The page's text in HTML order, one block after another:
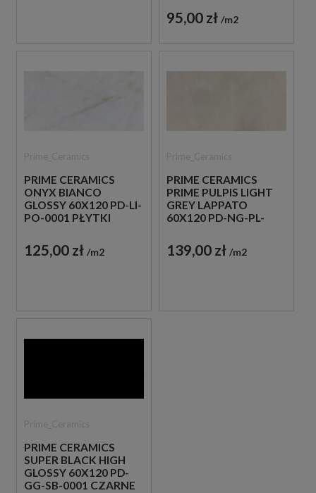
95,00 zł m2
PRIME CERAMICS
ONYX BIANCO
GLOSSY 60X120 PD-LI-
PO-0001 PŁYTKI
125,00 zł m2
PRIME CERAMICS
PRIME PULPIS LIGHT
GREY LAPPATO
60X120 PD-NG-PL-
IMITUJĄCE KAMIEŃ
139,00 zł m2
PRIME CERAMICS
SUPER BLACK HIGH
GLOSSY 60X120 PD-
GG-SB-0001 CZARNE